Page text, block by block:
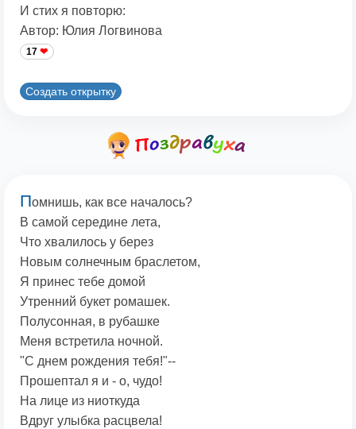
И стих я повторю:
Автор: Юлия Логвинова
17
Создать открытку
Помнишь, как все началось?
В самой середине лета,
Что хвалилось у берез
Новым солнечным браслетом,
Я принес тебе домой
Утренний букет ромашек.
Полусонная, в рубашке
Меня встретила ночной.
"С днем рождения тебя!"--
Прошептал я и - о, чудо!
На лице из ниоткуда
Вдруг улыбка расцвела!